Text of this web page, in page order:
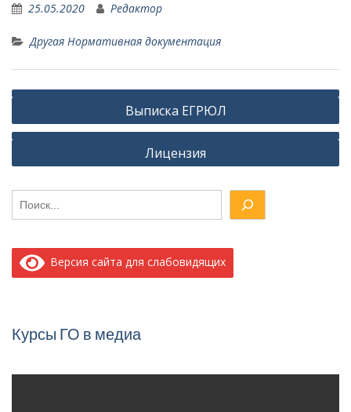
25.05.2020 Редактор
Другая Нормативная документация
Навигация
записям
Выписка ЕГРЮЛ
Лицензия
Поиск
Версия сайта для слабовидящих
Курсы ГО в медиа